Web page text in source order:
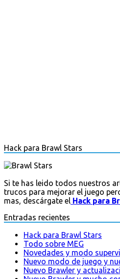
Hack para Brawl Stars
Si te has leido todos nuestros
trucos para mejorar el juego
mas, descárgate el Hack para
Entradas recientes
Hack para Brawl Stars
Todo sobre MEG
Novedades y modo
Nuevo modo de juego y
Nuevo Brawler y